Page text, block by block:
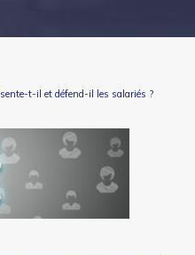
t-il et défend-il les salariés ?